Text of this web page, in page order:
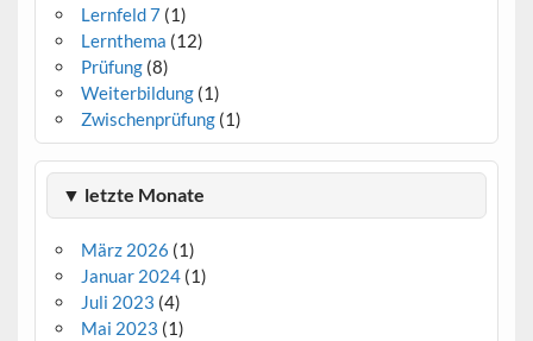
Lernfeld 7(1)
Lernthema (12)
Prüfung(8)
Weiterbildung(1)
Zwischenprüfung(1)
▼ letzte Monate
März 2026 (1)
Januar 2024(1)
Juli 2023 (4)
Mai 2023 (1)